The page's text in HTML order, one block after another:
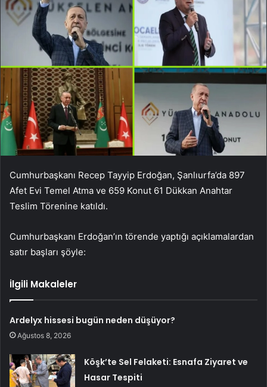
Cumhurbaşkanı Recep Tayyip Erdoğan, Şanlıurfa’da 897
Afet Evi Temel Atma ve 659 Konut 61 Dükkan Anahtar
Teslim Törenine katıldı.
Cumhurbaşkanı Erdoğan’ın törende yaptığı açıklamalardan
satır başları şöyle:
İlgili Makaleler
Ardelyx hissesi bugün neden düşüyor?
Ağustos 8, 2026
Köşk’te Sel Felaketi: Esnafa Ziyaret ve
Hasar Tespiti